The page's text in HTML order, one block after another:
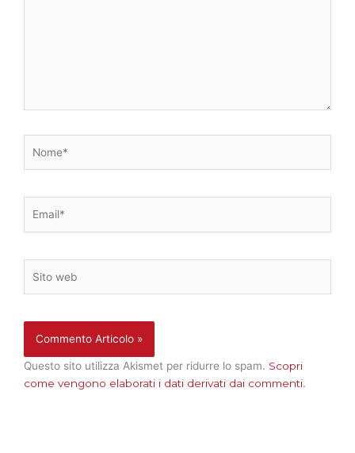
web
Questo sito utilizza Akismet per ridurre lo spam. Scopri
come vengono elaborati i dati derivati dai commenti.